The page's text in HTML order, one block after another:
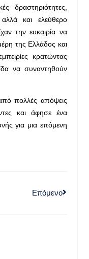
δραστηριότητες,
και ελεύθερο
την ευκαιρία να
της Ελλάδος και
κρατώντας
να συναντηθούν
πολλές απόψεις
και άφησε ένα
για μια επόμενη
Επόμενο